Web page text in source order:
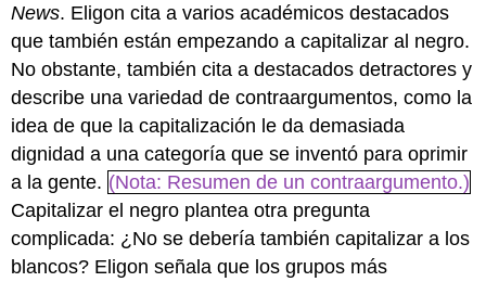
News. Eligon cita a varios académicos destacados
que también están empezando a capitalizar al negro.
No obstante, también cita a destacados detractores y
describe una variedad de contraargumentos, como la
idea de que la capitalización le da demasiada
dignidad a una categoría que se inventó para oprimir
a la gente. (Nota: Resumen de un contraargumento.)
Capitalizar el negro plantea otra pregunta
complicada: ¿No se debería también capitalizar a los
blancos? Eligon señala que los grupos más